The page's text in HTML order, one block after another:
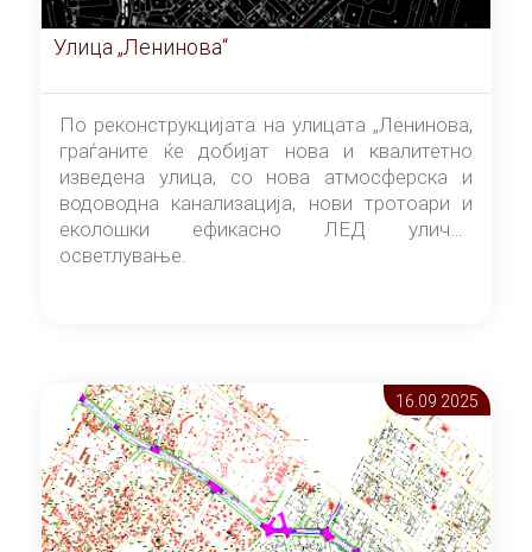
Улица „Ленинова“
По реконструкцијата на улицата „Ленинова,
граѓаните ќе добијат нова и квалитетно
изведена улица, со нова атмосферска и
водоводна канализација, нови тротоари и
еколошки ефикасно ЛЕД улично
осветлување.
16.09 2025